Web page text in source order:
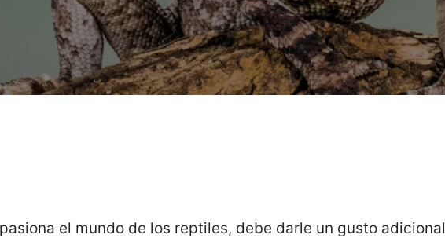
el mundo de los reptiles, debe darle un gusto adicional